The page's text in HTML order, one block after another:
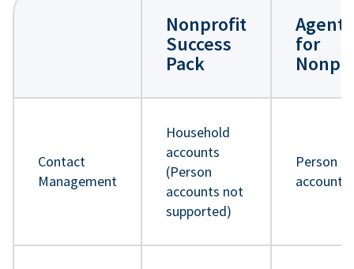
Nonprofit
Success
Pack
for
Contact
Management
Household
accounts
(Person
accounts not
supported)
Person
accounts